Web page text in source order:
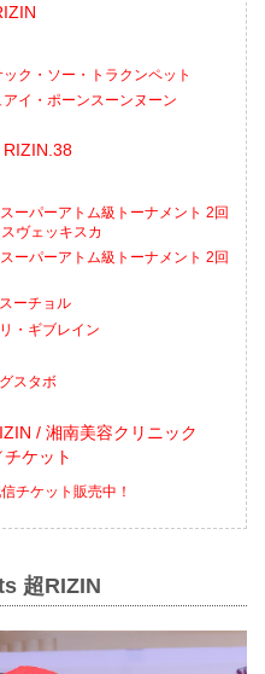
ク・ソー・トラクンペット
イ・ポーンスーンヌーン
ーパーアトム級トーナメント 2回
ヴェッキスカ
ーパーアトム級トーナメント 2回
ーチョル
・ギブレイン
スタボ
/ 湘南美容クリニック
ケット
チケット販売中！
超RIZIN